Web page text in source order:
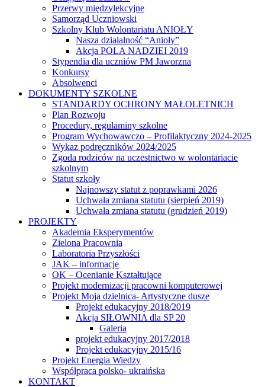
Przerwy międzylekcyjne
Samorząd Uczniowski
Szkolny Klub Wolontariatu ANIOŁY
Nasza działalność “Anioły”
Akcja POLA NADZIEI 2019
Stypendia dla uczniów PM Jaworzna
Konkursy
Absolwenci
DOKUMENTY SZKOLNE
STANDARDY OCHRONY MAŁOLETNICH
Plan Rozwoju
Procedury, regulaminy szkolne
Program Wychowawczo – Profilaktyczny 2024-2025
Wykaz podręczników 2024/2025
Zgoda rodziców na uczestnictwo w wolontariacie
szkolnym
Statut szkoły
Najnowszy statut z poprawkami 2026
Uchwała zmiana statutu (sierpień 2019)
Uchwała zmiana statutu (grudzień 2019)
PROJEKTY
Akademia Eksperymentów
Zielona Pracownia
Laboratoria Przyszłości
JAK – informacje
OK – Ocenianie Kształtujące
Projekt modernizacji pracowni komputerowej
Projekt Moja dzielnica- Artystyczne dusze
Projekt edukacyjny 2018/2019
Akcja SIŁOWNIA dla SP 20
Galeria
projekt edukacyjny 2017/2018
Projekt edukacyjny 2015/16
Projekt Energia Wiedzy
Współpraca polsko- ukraińska
KONTAKT